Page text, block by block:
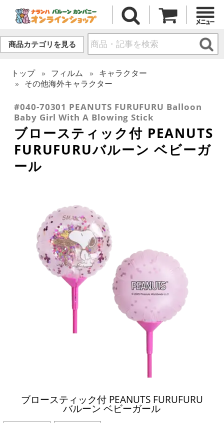
商品カテゴリを見る
トップ フィルム
キャラクター
その他海外キャラクター
#040-70301 PEANUTS FURUFURU Balloon
Baby Girl With A Blowing Stick
ブロースティック付 PEANUTS
FURUFURUバルーン ベビーガ
ール
ブロースティック付 PEANUTS FURUFURU
バルーン ベビーガール